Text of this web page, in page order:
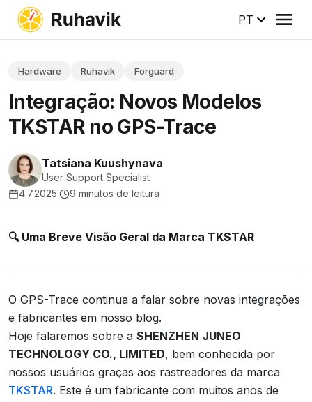
PT
Hardware Ruhavik Forguard
Integração: Novos Modelos
TKSTAR no GPS-Trace
Tatsiana Kuushynava
User Support Specialist
4.7.2025· 9 minutos de leitura
🔍 Uma Breve Visão Geral da Marca TKSTAR
O GPS-Trace continua a falar sobre novas integrações
e fabricantes em nosso blog.
Hoje falaremos sobre a SHENZHEN JUNEO
TECHNOLOGY CO., LIMITED, bem conhecida por
nossos usuários graças aos rastreadores da marca
TKSTAR. Este é um fabricante com muitos anos de